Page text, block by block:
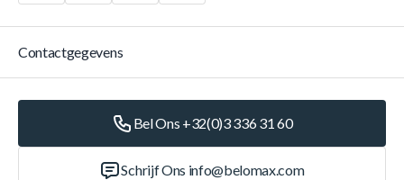
Contactgegevens
Bel Ons +32(0)3 336 31 60
Schrijf Ons info@belomax.com